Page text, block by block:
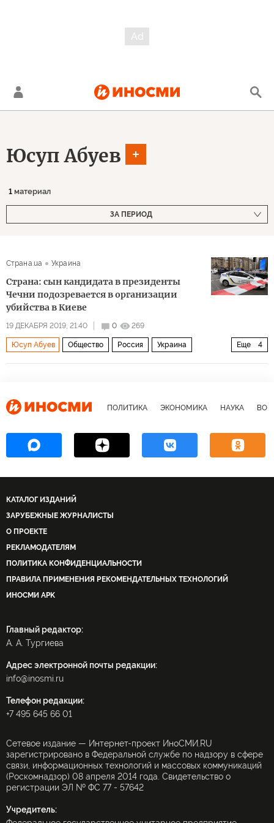
Юсуп Абуев
1 материал
ЗА ПЕРИОД
Страна.ua Украина
Страна: сын кандидата в президенты
Чечни подозревается в организации
убийства в Киеве
19 ДЕКАБРЯ 2019, 21:40 0 269
Еще 4
Юсуп Абуев Общество Россия Украина
ПОЛИТИКА ЭКОНОМИКА НАУКА
КАТАЛОГ ИЗДАНИЙ
ЗАРУБЕЖНЫЕ ЖУРНАЛИСТЫ
О ПРОЕКТЕ
РЕКЛАМОДАТЕЛЯМ
ПОЛИТИКА КОНФИДЕНЦИАЛЬНОСТИ
ПРАВИЛА ПРИМЕНЕНИЯ РЕКОМЕНДАТЕЛЬНЫХ ТЕХНОЛОГИЙ
ИНОСМИ APK
Главный редактор:
А. А. Тургиева
Адрес электронной почты редакции:
info@inosmi.ru
Телефон редакции:
+7 495 645 66 01
Сетевое издание — Интернет-проект ИноСМИ.RU
зарегистрировано в Федеральной службе по надзору в сфере
связи, информационных технологий и массовых коммуникаций
(Роскомнадзор) 08 апреля 2014 года. Свидетельство о
регистрации ЭЛ № ФС 77 - 57642
Учредитель: